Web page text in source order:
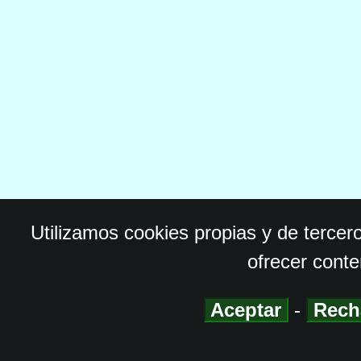
Utilizamos cookies propias y de
ofrecer
Aceptar -